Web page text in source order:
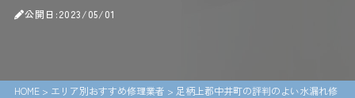
公開日:2023/05/01
HOME> エリア別おすすめ修理業者 > 足柄上郡中井町の評判のよい水漏れ修